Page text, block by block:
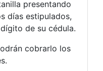
presentando
días estipulados,
de su cédula.
cobrarlo los